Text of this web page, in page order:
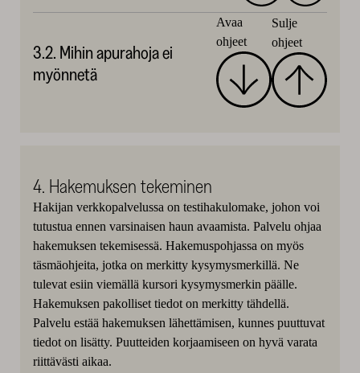
3.2. Mihin apurahoja ei
myönnetä
Avaa
ohjeet
Sulje
ohjeet
4. Hakemuksen tekeminen
Hakijan verkkopalvelussa on testihakulomake, johon voi
tutustua ennen varsinaisen haun avaamista. Palvelu ohjaa
hakemuksen tekemisessä. Hakemuspohjassa on myös
täsmäohjeita, jotka on merkitty kysymysmerkillä. Ne
tulevat esiin viemällä kursori kysymysmerkin päälle.
Hakemuksen pakolliset tiedot on merkitty tähdellä.
Palvelu estää hakemuksen lähettämisen, kunnes puuttuvat
tiedot on lisätty. Puutteiden korjaamiseen on hyvä varata
riittävästi aikaa.